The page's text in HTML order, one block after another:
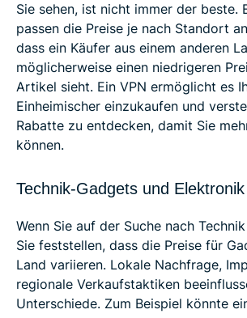
Sie sehen, ist nicht immer der beste.
passen die Preise je nach Standort
dass ein Käufer aus einem anderen
möglicherweise einen niedrigeren
Artikel sieht. Ein VPN ermöglicht es
Einheimischer einzukaufen und
Rabatte zu entdecken, damit Sie
können.
Technik-Gadgets und Elektronik
Wenn Sie auf der Suche nach
Sie feststellen, dass die Preise für
Land variieren. Lokale Nachfrage,
regionale Verkaufstaktiken
Unterschiede. Zum Beispiel könnte